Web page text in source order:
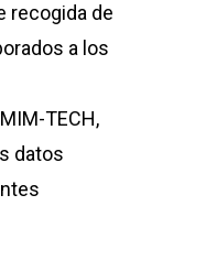
recogida de
a los
TECH,
datos